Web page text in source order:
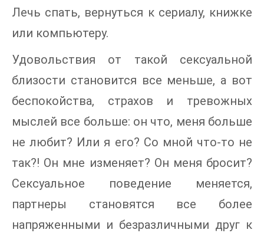
Лечь спать, вернуться к сериалу, книжке
или компьютеру.
Удовольствия от такой сексуальной
близости становится все меньше, а вот
беспокойства, страхов и тревожных
мыслей все больше: он что, меня больше
не любит? Или я его? Со мной что-то не
так?! Он мне изменяет? Он меня бросит?
Сексуальное поведение меняется,
партнеры становятся все более
напряженными и безразличными друг к